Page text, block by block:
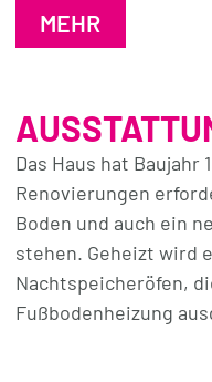
eine Terrassentür.
auch einmal liebe
Schlafcouch bequem
Es gibt hier gleich
mit Tageslicht,
und das andere mit
Immer praktisch,
MEHR
Das Haus hat Baujahr
Renovierungen
Boden und auch ein
stehen. Geheizt wird
Nachtspeicheröfen,
Fußbodenheizung